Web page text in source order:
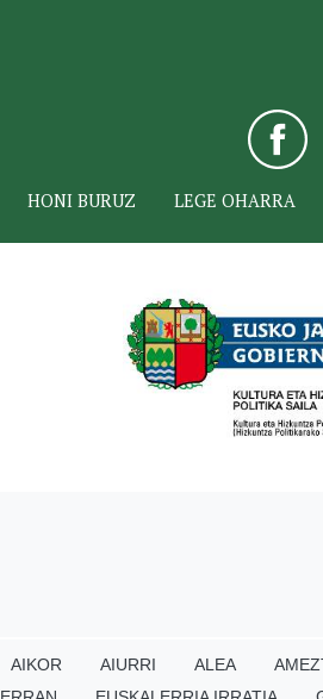
HONI BURUZ LEGE OHARRA
AIKOR AIURRI ALEA